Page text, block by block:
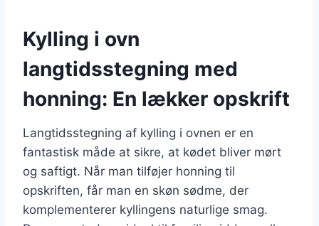
Kylling i ovn
langtidsstegning med
honning: En lækker opskrift
Langtidsstegning af kylling i ovnen er en
fantastisk måde at sikre, at kødet bliver mørt
og saftigt. Når man tilføjer honning til
opskriften, får man en skøn sødme, der
komplementerer kyllingens naturlige smag.